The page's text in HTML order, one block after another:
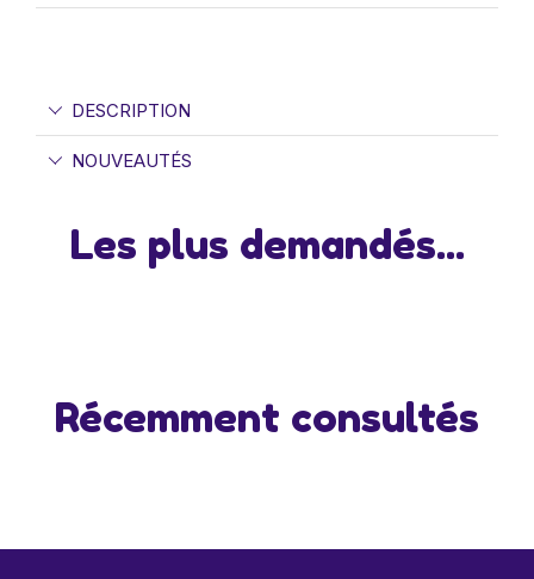
DESCRIPTION
NOUVEAUTÉS
Les plus demandés...
Récemment consultés